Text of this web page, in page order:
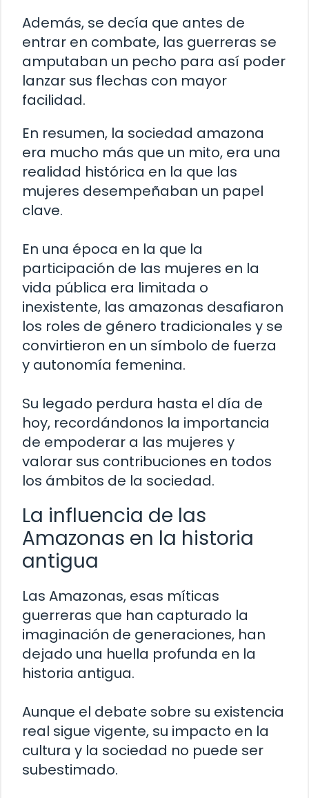
Además, se decía que antes de
entrar en combate, las guerreras se
amputaban un pecho para así poder
lanzar sus flechas con mayor
facilidad.
En resumen, la sociedad amazona
era mucho más que un mito, era una
realidad histórica en la que las
mujeres desempeñaban un papel
clave.
En una época en la que la
participación de las mujeres en la
vida pública era limitada o
inexistente, las amazonas desafiaron
los roles de género tradicionales y se
convirtieron en un símbolo de fuerza
y autonomía femenina.
Su legado perdura hasta el día de
hoy, recordándonos la importancia
de empoderar a las mujeres y
valorar sus contribuciones en todos
los ámbitos de la sociedad.
La influencia de las
Amazonas en la historia
antigua
Las Amazonas, esas míticas
guerreras que han capturado la
imaginación de generaciones, han
dejado una huella profunda en la
historia antigua.
Aunque el debate sobre su existencia
real sigue vigente, su impacto en la
cultura y la sociedad no puede ser
subestimado.